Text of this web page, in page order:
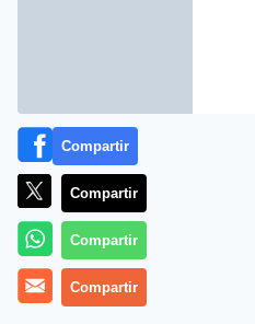
Compartir
Compartir
Compartir
Compartir